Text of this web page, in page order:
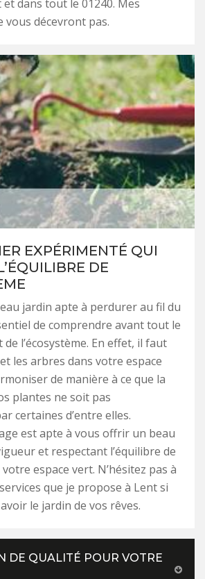
et dans tout le 01240. Mes
vous décevront pas.
EXPÉRIMENTÉ QUI
DE
jardin apte à perdurer au fil du
de comprendre avant tout le
l’écosystème. En effet, il faut
les arbres dans votre espace
de manière à ce que la
plantes ne soit pas
certaines d’entre elles.
est apte à vous offrir un beau
et respectant l’équilibre de
votre espace vert. N’hésitez pas à
que je propose à Lent si
le jardin de vos rêves.
DE QUALITÉ POUR VOTRE